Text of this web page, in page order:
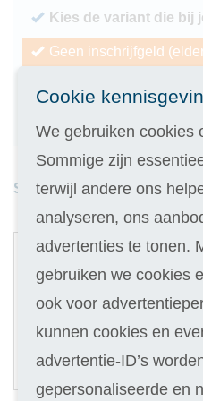
Kies de variant die bij
Geen inschrijfgeld
Studieduur: 9 maanden
319
Of in termijnen: 10 x 35,90
Cookie
We gebruiken cookies
Sommige zijn
terwijl andere ons
analyseren, ons
advertenties te tonen.
gebruiken we cookies
ook voor
kunnen cookies en
advertentie-ID’s
gepersonaliseerde en